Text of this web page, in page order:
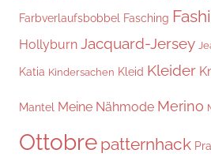
Farbverlaufsbobbel Fasching
Hollyburn Jacquard-Jersey
Katia Kindersachen Kleid Kleider
Mantel Meine Nähmode Merino
Ottobre patternhack